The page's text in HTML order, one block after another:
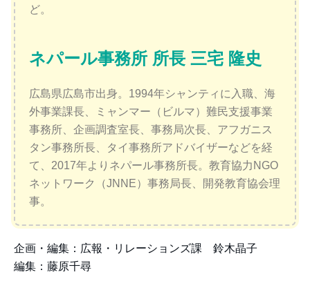
ど。
ネパール事務所 所長 三宅 隆史
広島県広島市出身。1994年シャンティに入職、海
外事業課長、ミャンマー（ビルマ）難民支援事業
事務所、企画調査室長、事務局次長、アフガニス
タン事務所長、タイ事務所アドバイザーなどを経
て、2017年よりネパール事務所長。教育協力NGO
ネットワーク（JNNE）事務局長、開発教育協会理
事。
企画・編集：広報・リレーションズ課 鈴木晶子
編集：藤原千尋